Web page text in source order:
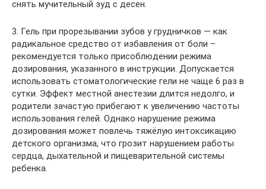
снять мучительный зуд с десен.
3. Гель при прорезывании зубов у грудничков — как
радикальное средство от избавления от боли –
рекомендуется только присоблюдении режима
дозирования, указанного в инструкции. Допускается
использовать стоматологические гели не чаще 6 раз в
сутки. Эффект местной анестезии длится недолго, и
родители зачастую прибегают к увеличению частоты
использования гелей. Однако нарушение режима
дозирования может повлечь тяжёлую интоксикацию
детского организма, что грозит нарушением работы
сердца, дыхательной и пищеварительной системы
ребенка.